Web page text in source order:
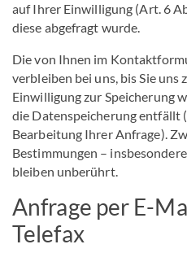
auf Ihrer Einwilligung (Art. 6
diese abgefragt wurde.
Die von Ihnen im
verbleiben bei uns, bis Sie
Einwilligung zur Speicherung
die Datenspeicherung entfällt
Bearbeitung Ihrer Anfrage).
Bestimmungen –
bleiben unberührt.
Anfrage per E-
Telefax